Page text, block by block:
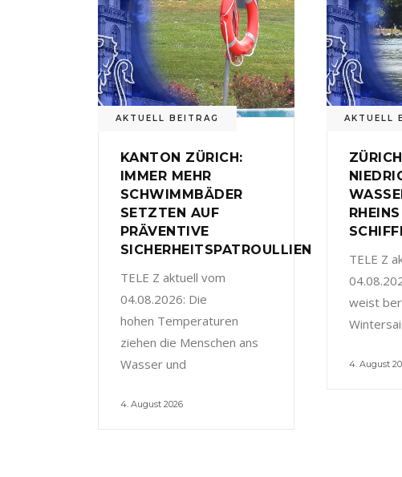
AKTUELL BEITRAG
KANTON ZÜRICH:
IMMER MEHR
SCHWIMMBÄDER
SETZTEN AUF
PRÄVENTIVE
SICHERHEITSPATROULLIEN
TELE Z aktuell vom
04.08.2026: Die
hohen Temperaturen
ziehen die Menschen ans
Wasser und
4. August 2026
AKTUELL
TELE Z
weist
4. August